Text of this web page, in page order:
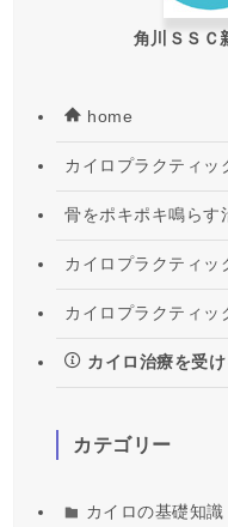
角川ＳＳＣ
home
カイロプラクティッ
骨をポキポキ鳴らす
カイロプラクティッ
カイロプラクティッ
カイロ治療を受
カテゴリー
カイロの基礎知識